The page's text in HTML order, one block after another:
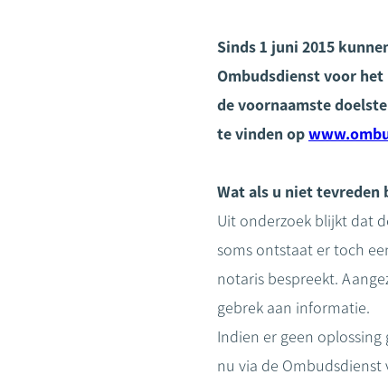
Sinds 1 juni 2015
Ombudsdienst voor
de voornaamste
te vinden op
Wat als u niet tevreden
Uit onderzoek blijkt dat
soms ontstaat er toch
notaris bespreekt.
gebrek aan informatie.
Indien er geen
nu via de